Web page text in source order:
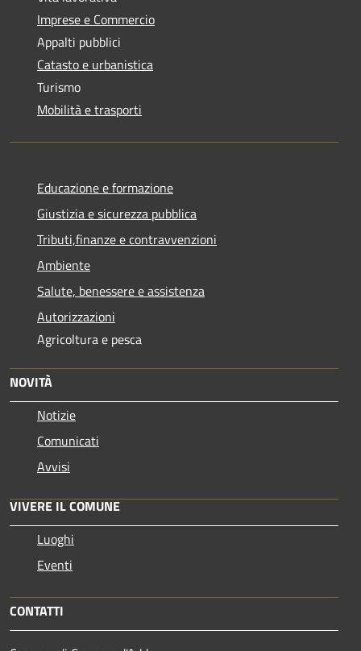
Imprese e Commercio
Appalti pubblici
Catasto e urbanistica
Turismo
Mobilità e trasporti
Educazione e formazione
Giustizia e sicurezza pubblica
Tributi,finanze e contravvenzioni
Ambiente
Salute, benessere e assistenza
Autorizzazioni
Agricoltura e pesca
NOVITÀ
Notizie
Comunicati
Avvisi
VIVERE IL COMUNE
Luoghi
Eventi
CONTATTI